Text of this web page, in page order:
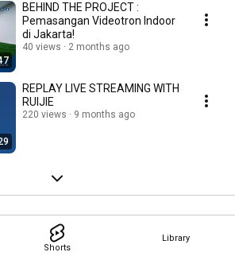
Shorts
Library
BEHIND THE PROJECT :
Pemasangan Videotron Indoor
di Jakarta!
40 views 2 months ago
REPLAY LIVE STREAMING WITH
RUIJIE
220 views 9 months ago